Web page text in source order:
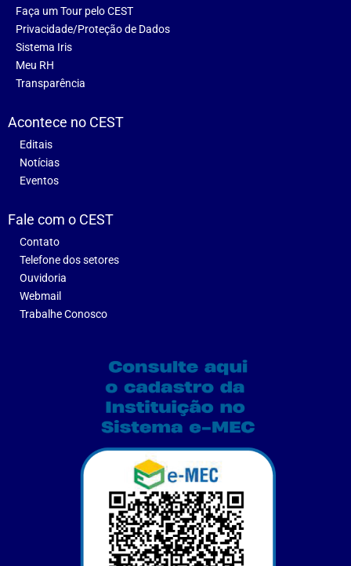
Faça um Tour pelo CEST
Privacidade/Proteção de Dados
Sistema Iris
Meu RH
Transparência
Acontece no CEST
Editais
Notícias
Eventos
Fale com o CEST
Contato
Telefone dos setores
Ouvidoria
Webmail
Trabalhe Conosco